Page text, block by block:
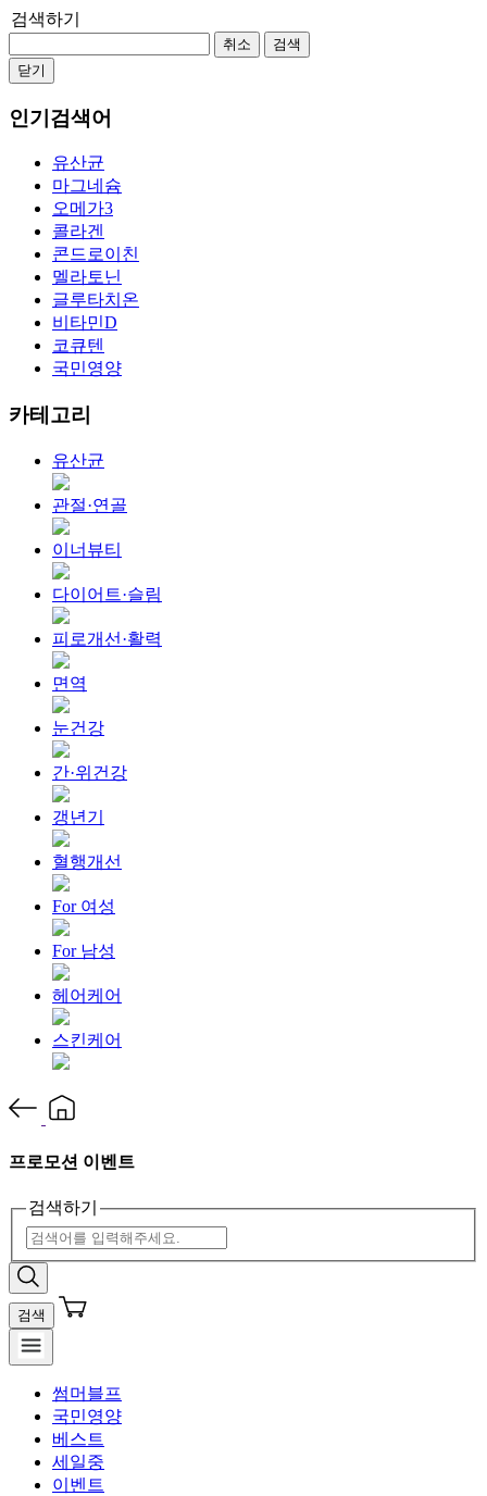
검색하기
취소
검색
닫기
인기검색어
유산균
마그네슘
오메가3
콜라겐
콘드로이친
멜라토닌
글루타치온
비타민D
코큐텐
국민영양
카테고리
유산균
관절·연골
이너뷰티
다이어트·슬림
피로개선·활력
면역
눈건강
간·위건강
갱년기
혈행개선
For 여성
For 남성
헤어케어
스킨케어
프로모션 이벤트
검색하기
검색
썸머블프
국민영양
베스트
세일중
이벤트